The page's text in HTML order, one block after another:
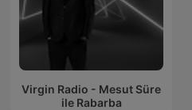
Virgin Radio - Mesut Süre
ile Rabarba